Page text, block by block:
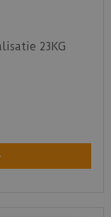
23KG